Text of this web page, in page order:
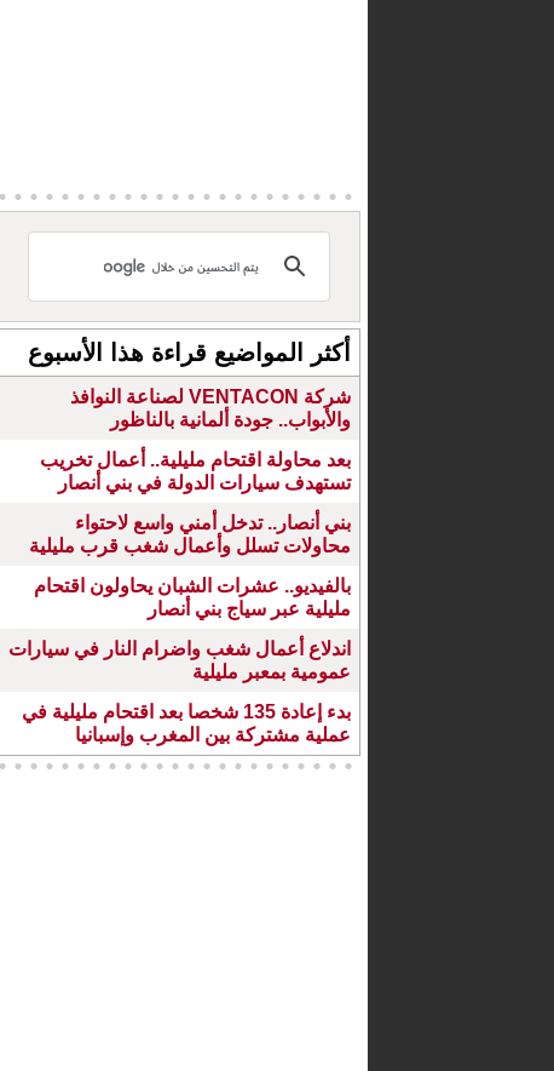
أكثر المواضيع قراءة هذا الأسبوع
شركة VENTACON لصناعة النوافذ
والأبواب.. جودة ألمانية بالناظور
بعد محاولة اقتحام مليلية.. أعمال تخريب
تستهدف سيارات الدولة في بني أنصار
بني أنصار.. تدخل أمني واسع لاحتواء
محاولات تسلل وأعمال شغب قرب مليلية
بالفيديو.. عشرات الشبان يحاولون اقتحام
مليلية عبر سياج بني أنصار
اندلاع أعمال شغب واضرام النار في سيارات
عمومية بمعبر مليلية
بدء إعادة 135 شخصا بعد اقتحام مليلية في
عملية مشتركة بين المغرب وإسبانيا